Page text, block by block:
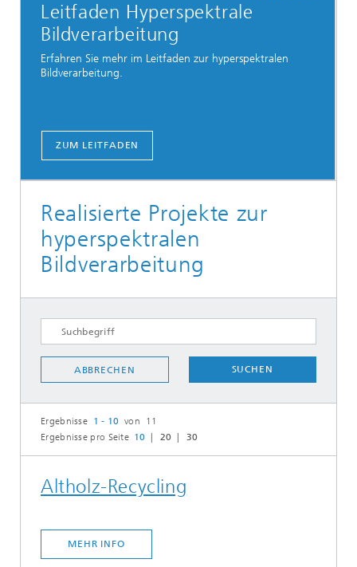
Leitfaden Hyperspektrale
Bildverarbeitung
Erfahren Sie mehr im Leitfaden zur hyperspektralen
Bildverarbeitung.
ZUM LEITFADEN
Realisierte Projekte zur
hyperspektralen
Bildverarbeitung
ABBRECHEN SUCHEN
Ergebnisse 1 - 10 von 11
Ergebnisse pro Seite 10 20 30
Altholz-Recycling
MEHR INFO